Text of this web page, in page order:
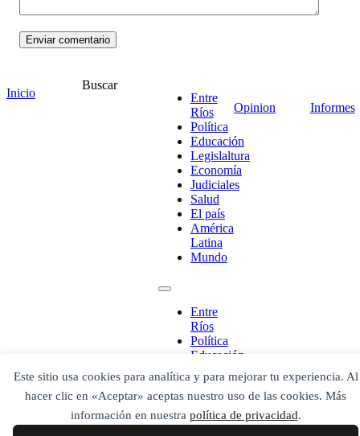
Este sitio usa cookies para analítica y para mejorar tu experiencia. Al
hacer clic en «Aceptar» aceptas nuestro uso de las cookies. Más
información en nuestra política de privacidad.
Inicio
Buscar
Entre
Ríos
Política
Educación
Legislaltura
Economía
Judiciales
Salud
El país
América
Latina
Mundo
Entre
Ríos
Política
Educación
Legislaltura
Economía
Judiciales
Salud
El país
Opinion Informes
¡Ponete en contacto!
Escribe aquí abajo lo que desees buscar
Buscar